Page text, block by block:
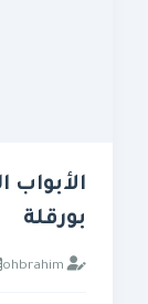
الأبواب
بورقلة
ohbrahim